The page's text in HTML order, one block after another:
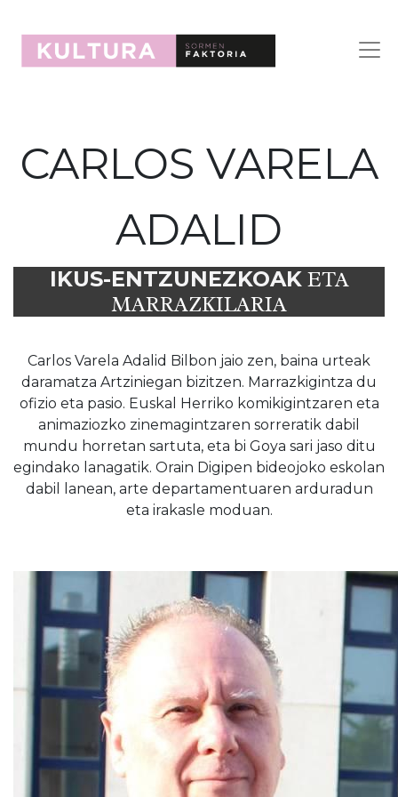
CARLOS VARELA
ADALID
IKUS-ENTZUNEZKOAKETA
MARRAZKILARIA
Carlos Varela Adalid Bilbon jaio zen, baina urteak
daramatza Artziniegan bizitzen. Marrazkigintza du
ofizio eta pasio. Euskal Herriko komikigintzaren eta
animaziozko zinemagintzaren sorreratik dabil
mundu horretan sartuta, eta bi Goya sari jaso ditu
egindako lanagatik. Orain Digipen bideojoko eskolan
dabil lanean, arte departamentuaren arduradun
eta irakasle moduan.